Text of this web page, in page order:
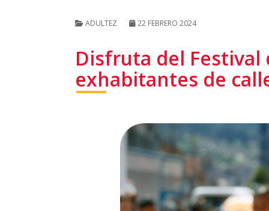
ADULTEZ 22 FEBRERO 2024
Disfruta del
exhabitantes de